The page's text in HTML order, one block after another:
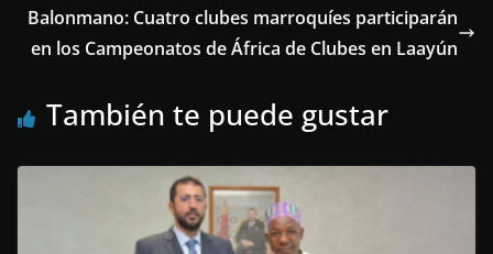
Balonmano: Cuatro clubes marroquíes participarán
en los Campeonatos de África de Clubes en Laayún
También te puede gustar